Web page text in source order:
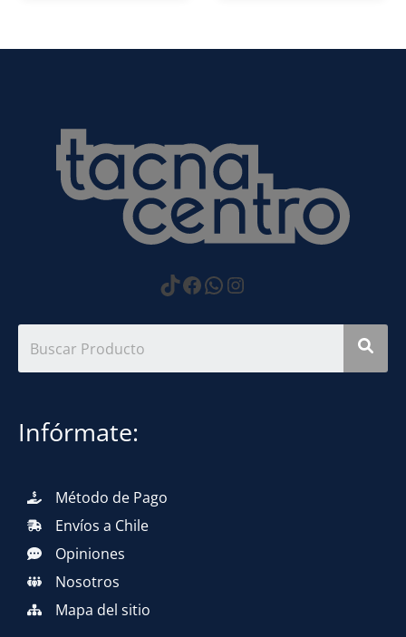
https://
Facebook
WhatsApp
Instagram
Infórmate:
Método de Pago
Envíos a Chile
Opiniones
Nosotros
Mapa del sitio